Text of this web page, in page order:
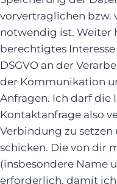
vorvertraglichen bzw.
notwendig ist. Weiter
berechtigtes Interesse
DSGVO an der
der Kommunikation
Anfragen. Ich darf die
Kontaktanfrage also
Verbindung zu
schicken. Die von dir
(insbesondere Name
erforderlich, damit